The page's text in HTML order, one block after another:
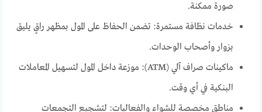
صورة ممكنة.
خدمات نظافة مستمرة: تضمن الحفاظ على المول بمظهر راقٍ يليق
بزوار وأصحاب الوحدات.
ماكينات صراف آلي (ATM): موزعة داخل المول لتسهيل المعاملات
البنكية في أي وقت.
مناطق مخصصة للشواء والفعاليات: لتشجيع التجمعات